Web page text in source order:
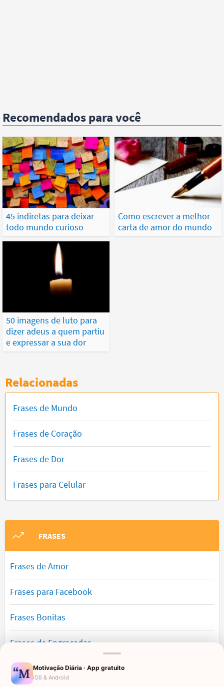
Recomendados para você
45 indiretas para deixar
todo mundo curioso
Como escrever a melhor
carta de amor do mundo
50 imagens de luto para
dizer adeus a quem partiu
e expressar a sua dor
Relacionadas
Frases de Mundo
Frases de Coração
Frases de Dor
Frases para Celular
FRASES
Frases de Amor
Frases para Facebook
Frases Bonitas
Frases de Engraçadas
Frases Românticas
Motivação Diária · App gratuito
iOS & Android